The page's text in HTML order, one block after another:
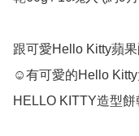
跟可愛Hello Kitty蘋
☺️有可愛的Hello Kitty
HELLO KITTY造型餅